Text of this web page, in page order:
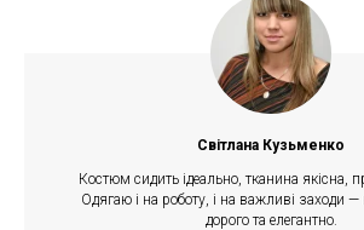
Світлана Кузьменко
Костюм сидить ідеально, тканина якісна,
Одягаю і на роботу, і на важливі заходи
дорого та елегантно.